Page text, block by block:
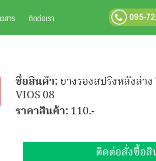
095-
สาร ติดต่อเรา
ชื่อสินค้า: ยางรองสปริงหลังล่าง
VIOS 08
ราคาสินค้า: 110.-
ติดต่อสั่งซื้อสิ